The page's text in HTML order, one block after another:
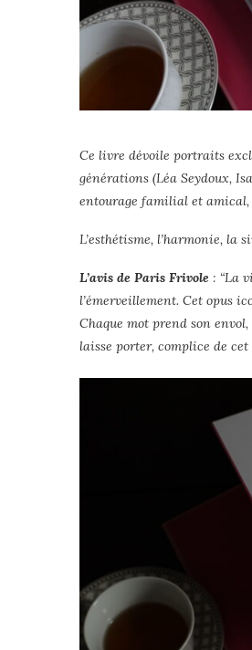
Ce livre dévoile portraits
générations (Léa Seydoux,
entourage familial et
L’esthétisme, l’harmonie, la
L’avis de Paris Frivole : “La
l’émerveillement. Cet opus
Chaque mot prend son
laisse porter, complice de